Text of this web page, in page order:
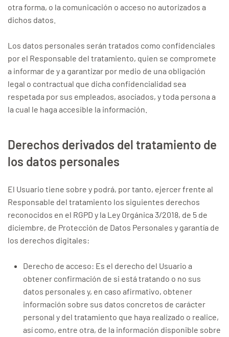
otra forma, o la comunicación o acceso no autorizados a
dichos datos.
Los datos personales serán tratados como confidenciales
por el Responsable del tratamiento, quien se compromete
a informar de y a garantizar por medio de una obligación
legal o contractual que dicha confidencialidad sea
respetada por sus empleados, asociados, y toda persona a
la cual le haga accesible la información.
Derechos derivados del tratamiento de
los datos personales
El Usuario tiene sobre y podrá, por tanto, ejercer frente al
Responsable del tratamiento los siguientes derechos
reconocidos en el RGPD y la Ley Orgánica 3/2018, de 5 de
diciembre, de Protección de Datos Personales y garantía de
los derechos digitales:
Derecho de acceso: Es el derecho del Usuario a
obtener confirmación de si está tratando o no sus
datos personales y, en caso afirmativo, obtener
información sobre sus datos concretos de carácter
personal y del tratamiento que haya realizado o realice,
así como, entre otra, de la información disponible sobre